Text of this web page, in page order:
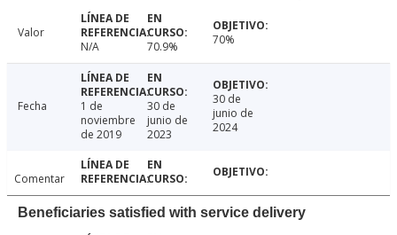
Valor
N/A
70.9% 70%
Fecha
1 de
noviembre
de 2019
30 de
junio de
2023
30 de
junio de
2024
Comentar
Beneficiaries satisfied with service delivery